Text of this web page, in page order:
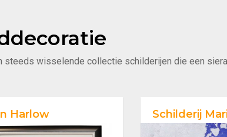
wisselende collectie schilderijen die een
Harlow Schilderij